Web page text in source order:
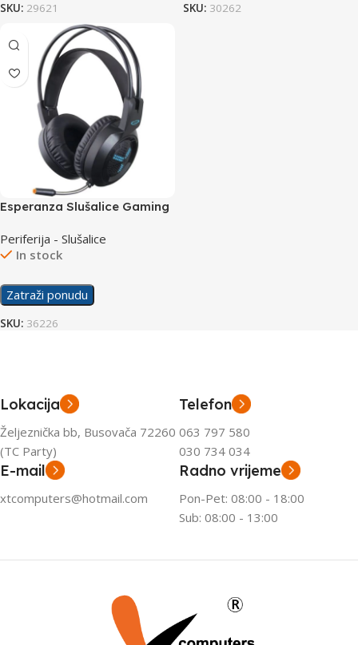
SKU: 29621 SKU: 30262
Esperanza Slušalice Gaming
Periferija - Slušalice
In stock
Zatraži ponudu
SKU: 36226
Lokacija
Željeznička bb, Busovača 72260
(TC Party)
Telefon
063 797 580
030 734 034
E-mail
xtcomputers@hotmail.com
Radno vrijeme
Pon-Pet: 08:00 - 18:00
Sub: 08:00 - 13:00